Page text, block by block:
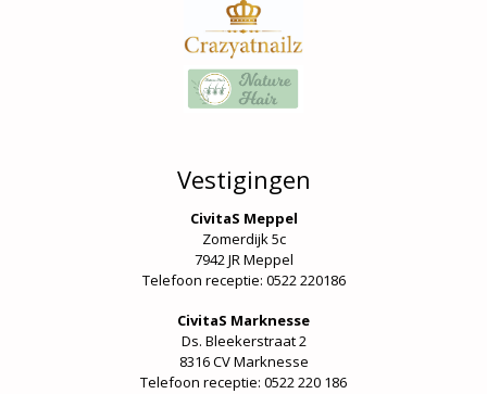
Vestigingen
CivitaS Meppel
Zomerdijk 5c
7942 JR Meppel
Telefoon receptie: 0522 220186
CivitaS Marknesse
Ds. Bleekerstraat 2
8316 CV Marknesse
Telefoon receptie: 0522 220 186